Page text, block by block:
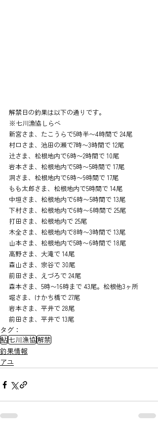
解禁日の釣果は以下の通りです。
※七川漁協しらべ
新宮さま、たこうらで5時半〜4時間で 24尾
村口さま、池田の瀬で7時〜3時間で 12尾
辻さま、松根地内で6時〜2時間で 10尾
岩本さま、松根地内で5時〜5時間で 17尾
洞さま、松根地内で6時〜9時間で 17尾
もも太郎さま、松根地内で5時間で 14尾
中垣さま、松根地内で6時〜5時間で 13尾
下村さま、松根地内で6時〜6時間で 25尾
打田さま、松根地内で 25尾
木全さま、松根地内で8時〜3時間で 13尾
山本さま、松根地内で5時〜6時間で 18尾
高野さま、大滝で 14尾
森山さま、宗谷で 30尾
前田さま、えづろで 24尾
森本さま、5時〜16時まで 43尾。松根他3ヶ所
堀さま、けかち橋で 27尾
岩本さま、平井で 28尾
前田さま、平井で 13尾
タグ：
鮎七川漁協解禁
釣果情報
アユ